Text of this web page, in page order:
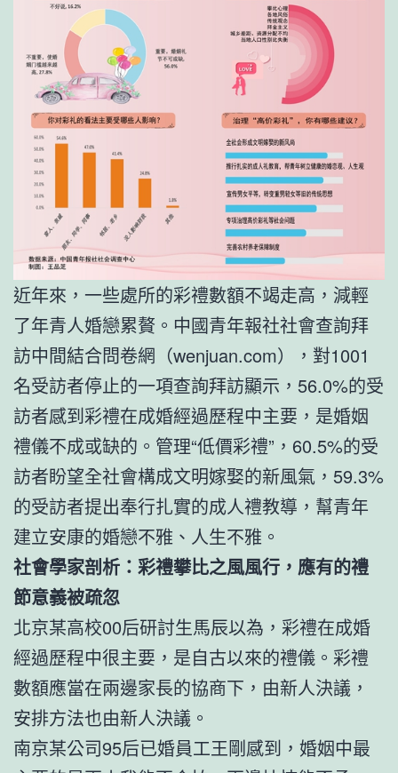
近年來，一些處所的彩禮數額不竭走高，減輕
了年青人婚戀累贅。中國青年報社社會查詢拜
訪中間結合問卷網（wenjuan.com），對1001
名受訪者停止的一項查詢拜訪顯示，56.0%的受
訪者感到彩禮在成婚經過歷程中主要，是婚姻
禮儀不成或缺的。管理“低價彩禮”，60.5%的受
訪者盼望全社會構成文明嫁娶的新風氣，59.3%
的受訪者提出奉行扎實的成人禮教導，幫青年
建立安康的婚戀不雅、人生不雅。
社會學家剖析：彩禮攀比之風風行，應有的禮
節意義被疏忽
北京某高校00后研討生馬辰以為，彩禮在成婚
經過歷程中很主要，是自古以來的禮儀。彩禮
數額應當在兩邊家長的協商下，由新人決議，
安排方法也由新人決議。
南京某公司95后已婚員工王剛感到，婚姻中最